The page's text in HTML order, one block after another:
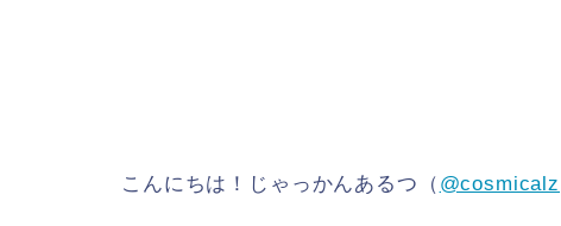
こんにちは！じゃっかんあるつ（ @cosmicalz